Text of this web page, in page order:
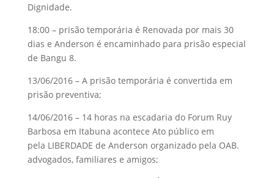
Dignidade.
18:00 – prisão temporária é Renovada por mais 30
dias e Anderson é encaminhado para prisão especial
de Bangu 8.
13/06/2016 – A prisão temporária é convertida em
prisão preventiva;
14/06/2016 – 14 horas na escadaria do Forum Ruy
Barbosa em Itabuna acontece Ato público em
pela LIBERDADE de Anderson organizado pela OAB.
advogados, familiares e amigos;